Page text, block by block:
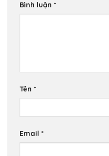
Bình luận *
Tên *
Email *